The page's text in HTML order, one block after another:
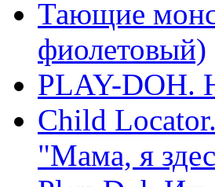
Тающие
фиолетовый)
PLAY-DOH.
Child
"Мама, я